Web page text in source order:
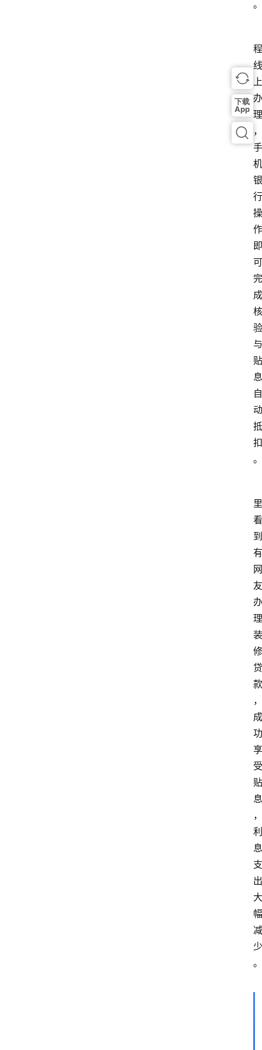
。
程
线
上
办
理
，
手
机
银
行
操
作
即
可
完
成
核
验
与
贴
息
自
动
抵
扣
。
里
看
到
有
网
友
办
理
装
修
贷
款
，
成
功
享
受
贴
息
，
利
息
支
出
大
幅
减
少
。
下载
App